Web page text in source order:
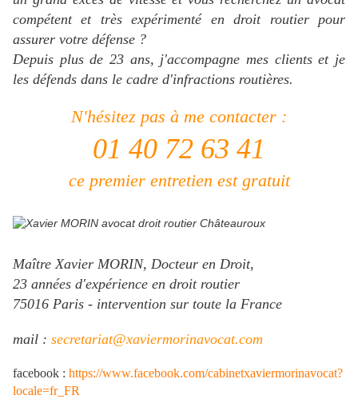
compétent et très expérimenté en droit routier pour
assurer votre défense ?
Depuis plus de 23 ans, j'accompagne mes clients et je
les défends dans le cadre d'infractions routières.
N'hésitez pas à me contacter :
01 40 72 63 41
ce premier entretien est gratuit
Maître Xavier MORIN, Docteur en Droit,
23 années d'expérience en droit routier
75016 Paris - intervention sur toute la France
mail : secretariat@xaviermorinavocat.com
facebook : https://www.facebook.com/cabinetxaviermorinavocat?
locale=fr_FR